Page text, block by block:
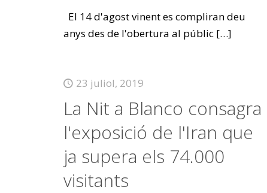
El 14 d'agost vinent es compliran deu
anys des de l'obertura al públic[…]
23 juliol, 2019
La Nit a Blanco consagra
l'exposició de l'Iran que
ja supera els 74.000
visitants